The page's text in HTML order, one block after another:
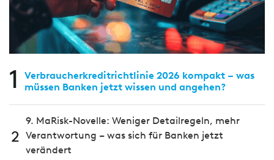
1
Verbraucherkreditrichtlinie 2026 kompakt – was
müssen Banken jetzt wissen und angehen?
2
9. MaRisk-Novelle: Weniger Detailregeln, mehr
Verantwortung – was sich für Banken jetzt
verändert